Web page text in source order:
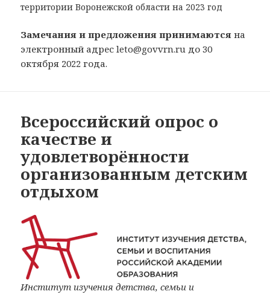
территории Воронежской области на 2023 год
Замечания и предложения принимаются на
электронный адрес leto@govvrn.ru до 30
октября 2022 года.
Всероссийский опрос о
качестве и
удовлетворённости
организованным детским
отдыхом
Институт изучения детства, семьи и